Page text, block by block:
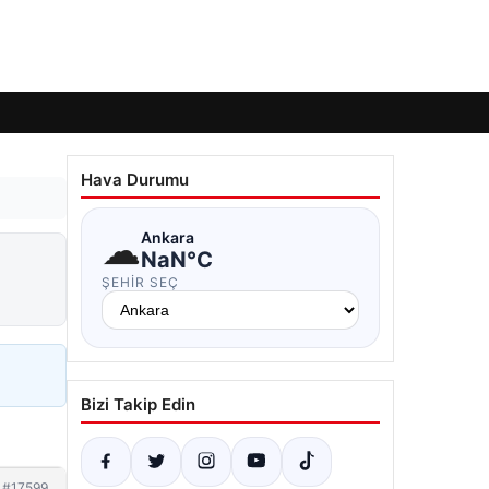
Hava Durumu
☁Ankara
NaN°C
ŞEHIR SEÇ
Bizi Takip Edin